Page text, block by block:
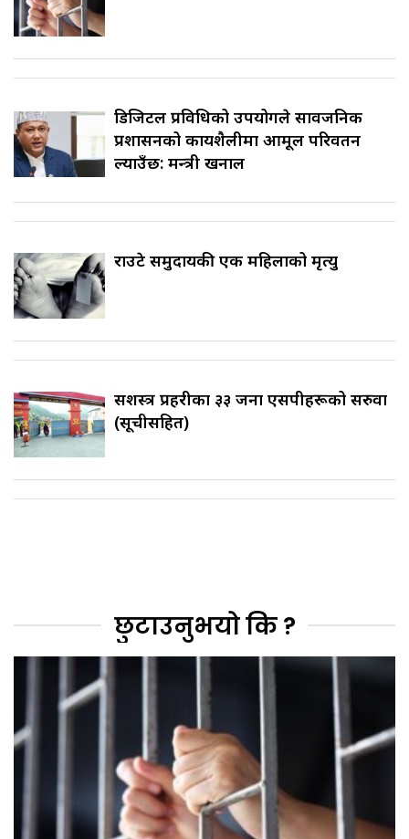
डिजिटल प्रविधिको उपयोगले सार्वजनिक
प्रशासनको कार्यशैलीमा आमूल परिवर्तन
ल्याउँछ: मन्त्री खनाल
राउटे समुदायकी एक महिलाको मृत्यु
सशस्त्र प्रहरीका ३३ जना एसपीहरूको सरुवा
(सूचीसहित)
छुटाउनुभयो कि ?